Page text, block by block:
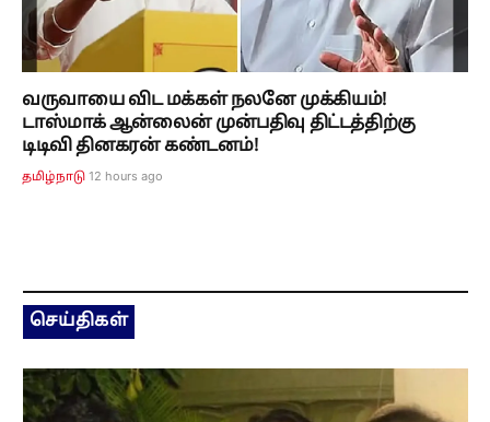
வருவாயை விட மக்கள் நலனே முக்கியம்!
டாஸ்மாக் ஆன்லைன் முன்பதிவு திட்டத்திற்கு
டிடிவி தினகரன் கண்டனம்!
தமிழ்நாடு 12 hours ago
செய்திகள்